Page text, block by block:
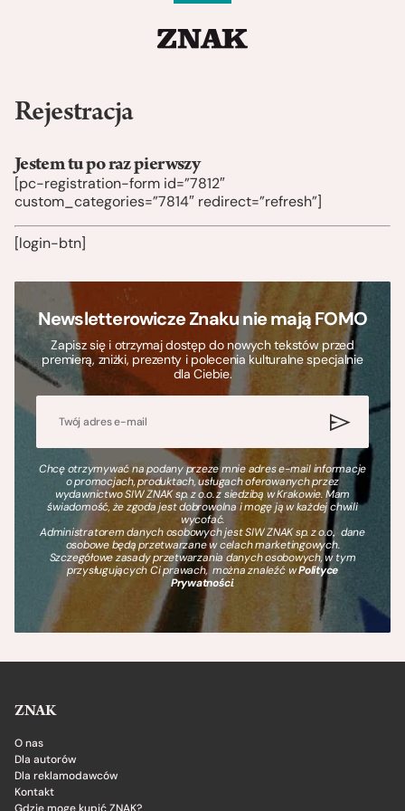
Rejestracja
Jestem tu po raz pierwszy
[pc-registration-form id=”7812″
custom_categories=”7814″ redirect=”refresh”]
[login-btn]
Newsletterowicze Znaku nie mają FOMO
Zapisz się i otrzymaj dostęp do nowych tekstów przed
premierą, zniżki, prezenty i polecenia kulturalne specjalnie
dla Ciebie.
Chcę otrzymywać na podany przeze mnie adres e-mail informacje
o promocjach, produktach, usługach oferowanych przez
wydawnictwo SIW ZNAK sp. z o.o. z siedzibą w Krakowie. Mam
świadomość, że zgoda jest dobrowolna i mogę ją w każdej chwili
wycofać.
Administratorem danych osobowych jest SIW ZNAK sp. z o.o., dane
osobowe będą przetwarzane w celach marketingowych.
Szczegółowe zasady przetwarzania danych osobowych, w tym
przysługujących Ci prawach, można znaleźć wPolityce
Prywatności.
ZNAK
O nas
Dla autorów
Dla reklamodawców
Kontakt